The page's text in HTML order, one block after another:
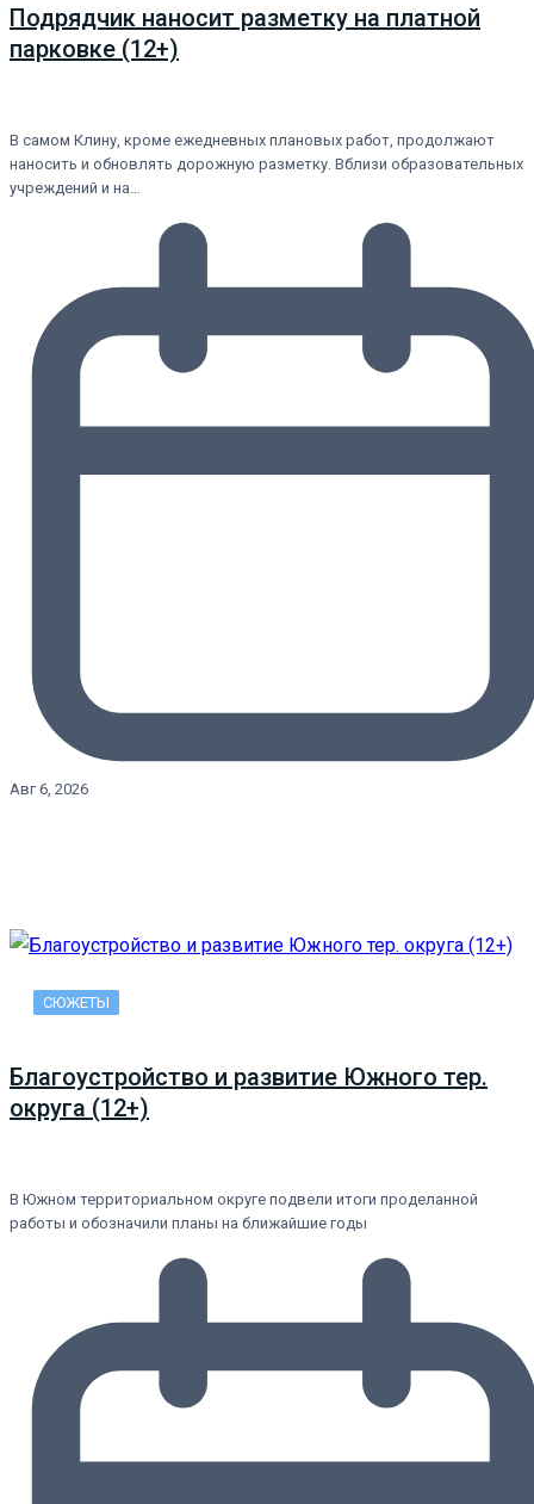
Подрядчик наносит разметку на платной
парковке (12+)
В самом Клину, кроме ежедневных плановых работ, продолжают
наносить и обновлять дорожную разметку. Вблизи образовательных
учреждений и на…
Авг 6, 2026
СЮЖЕТЫ
Благоустройство и развитие Южного тер.
округа (12+)
В Южном территориальном округе подвели итоги проделанной
работы и обозначили планы на ближайшие годы